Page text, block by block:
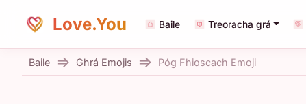
Love.You Baile Treoracha grá
Baile Ghrá Emojis Póg Fhioscach Emoji